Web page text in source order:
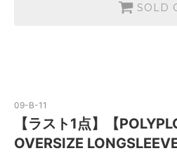
SOLD
09-B-11
【ラスト1点】【
OVERSIZE